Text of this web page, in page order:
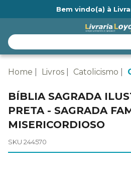
Bem vindo(a) à
Home Livros Catolicismo
BÍBLIA SAGRADA
PRETA - SAGRADA
MISERICORDIOSO
SKU 244570